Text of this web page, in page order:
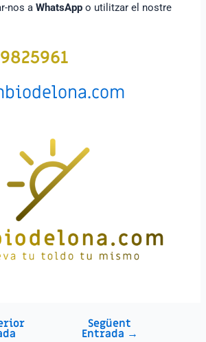
nos aWhatsApp o utilitzar el nostre
Següent
Entrada →